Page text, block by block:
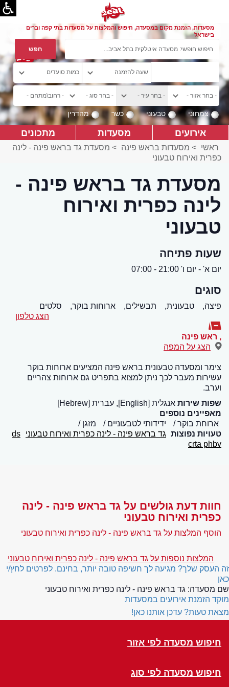
מסעדות, הזמנת מקום במסעדה, חיפוש והמלצות על מסעדות בתי קפה וברים
בישראל
צמחוני טבעוני כשר מהדרין
אירועים מסעדות מתכונים
ראשי > מסעדות בראש פינה > מסעדת גד בראש פינה - לינה
כפרית ואירוח טבעוני
מסעדת גד בראש פינה -
לינה כפרית ואירוח
טבעוני
שעות פתיחה
יום א' - יום ו' 21:00 - 07:00
סוגים
פיצה, טבעונית, תבשילים, ארוחות בוקר,
סלטים
הצג טלפון
, ראש פינה
הצג על המפה
צימר ומסעדה טבעונית בראש פינה המציעים ארוחות בוקר
עשירות מעבר לכך ניתן למצוא בתפריט גם ארוחות צהריים
וערב.
שפות שירות אנגלית [English], עברית [Hebrew]
מאפיינים נוספים
ארוחת בוקר
ידידותי לטבעוניים
מזגן
טעויות נפוצות גד בראש פינה - לינה כפרית ואירוח טבעוני
ds
crta phbv
חוות דעת גולשים על גד בראש פינה - לינה
כפרית ואירוח טבעוני
הוסף המלצות על גד בראש פינה - לינה כפרית ואירוח טבעוני
המלצות נוספות על גד בראש פינה - לינה כפרית ואירוח טבעוני
זה העסק שלך? מגיעה לך חשיפה טובה יותר, בחינם. לפרטים לחץ/י
כאן
שם מסעדה: גד בראש פינה - לינה כפרית ואירוח טבעוני
מוקד הזמנת אירועים במסעדות
מצאת טעות? עדכן אותנו כאן!
חיפוש מסעדה לפי אזור
חיפוש מסעדה לפי סוג